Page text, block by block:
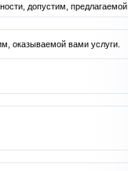
допустим, предлагаемой
оказываемой вами услуги.